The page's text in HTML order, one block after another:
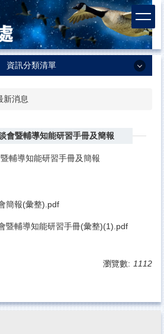
資訊分類清單
心
新消息
會暨輔導知能研習手冊及簡報
輔導知能研習手冊及簡報
簡報(彙整).pdf
暨輔導知能研習手冊(彙整)(1).pdf
瀏覽數: 1112